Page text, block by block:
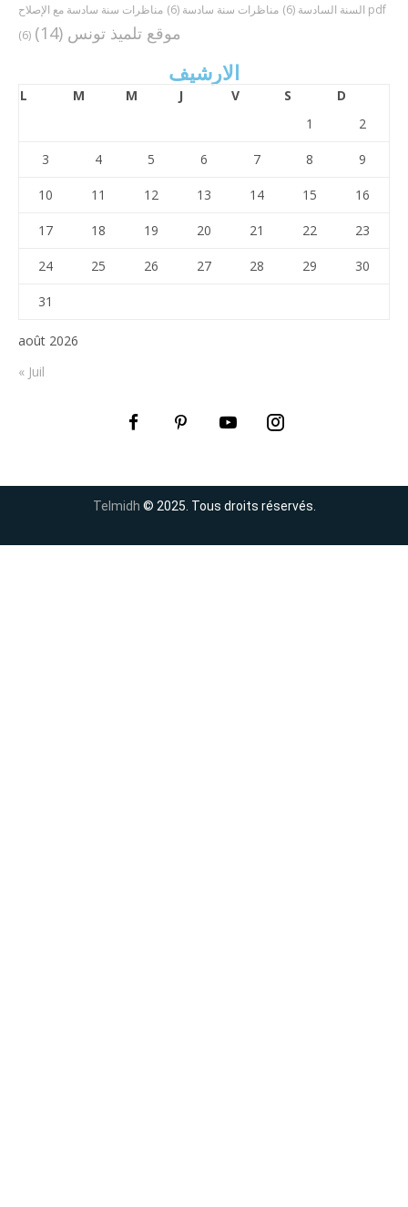
السنة السادسة (6) مناظرات سنة سادسة (6)
مناظرات سنة سادسة مع الإصلاح pdf
(6)
موقع تلميذ تونس (14)
الارشيف
août 2026
L M M J V S
D
1
2
3 4 5 6 7 8 9
10 11 12 13 14 15 16
17 18 19 20 21 22 23
24 25 26 27 28 29 30
31
« Juil
Telmidh © 2025. Tous droits réservés.